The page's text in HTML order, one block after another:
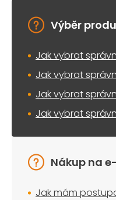
Výběr
Jak vybrat
Jak vybrat
Jak vybrat
Jak vybrat
Nákup na
Jak mám